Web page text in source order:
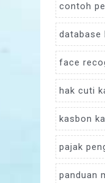
contoh
database
face
hak cuti
kasbon
pajak
panduan